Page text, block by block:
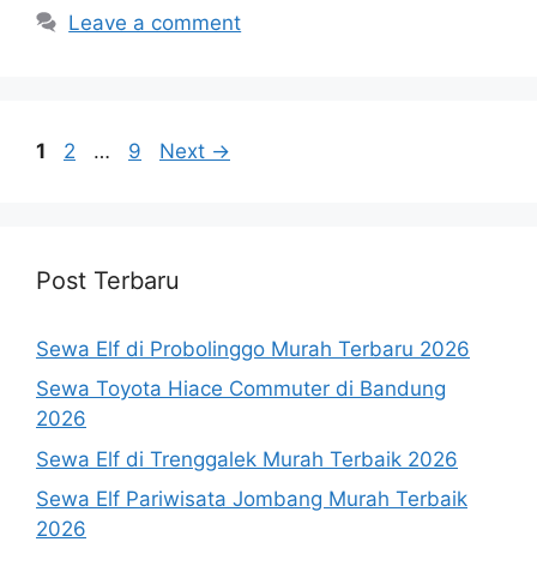
Leave a comment
Page
1 Page
2 … Page
9 Next →
Post Terbaru
Sewa Elf di Probolinggo Murah Terbaru 2026
Sewa Toyota Hiace Commuter di Bandung
2026
Sewa Elf di Trenggalek Murah Terbaik 2026
Sewa Elf Pariwisata Jombang Murah Terbaik
2026